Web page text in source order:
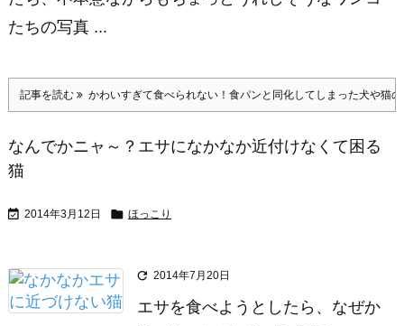
たちの写真 ...
記事を読む かわいすぎて食べられない！食パンと同化してしまった犬や猫
なんでかニャ～？エサになかなか近付けなくて困る
猫
 2014年3月12日  ほっこり
 2014年7月20日
エサを食べようとしたら、なぜか